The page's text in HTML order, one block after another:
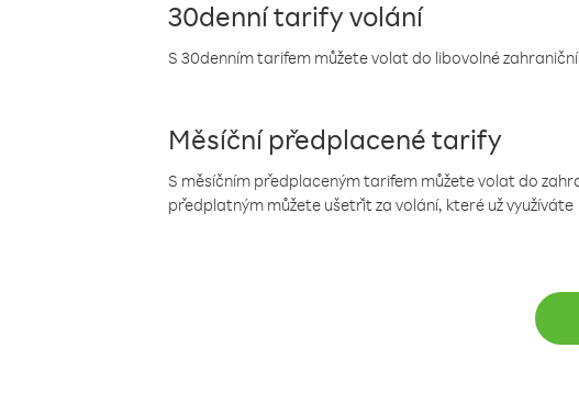
30denní tarify volání
S 30denním tarifem můžete volat do libovolné
Měsíční předplacené tarify
S měsíčním předplaceným tarifem můžete volat do
předplatným můžete ušetřit za volání, které už využíváte